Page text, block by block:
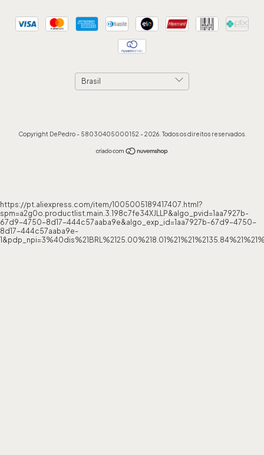
Copyright DePedro - 58030405000152 - 2026. Todos os direitos reservados.
https://pt.aliexpress.com/item/1005005189417407.html?
spm=a2g0o.productlist.main.3.198c7fe34XJLLP&algo_pvid=1aa7927b-
67d9-4750-8d17-444c57aaba9e&algo_exp_id=1aa7927b-67d9-4750-
8d17-444c57aaba9e-